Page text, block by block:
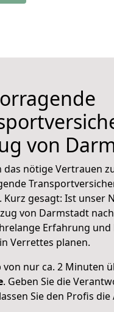
von
das nötige Vertrauen
Kurz gesagt: Ist unser
von Darmstadt
Erfahrung
Verrettes planen.
von nur ca. 2 Minuten
. Geben Sie die
Sie den Profis die